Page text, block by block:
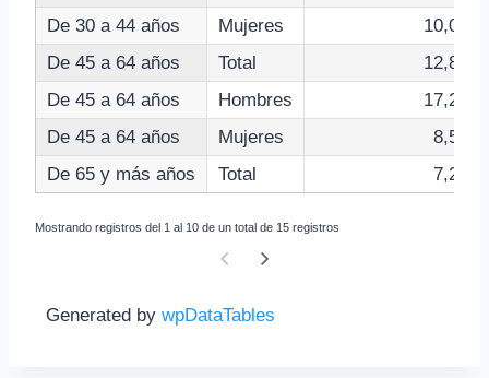
De 30 a 44 años
Mujeres
10,00
De 45 a 64 años
Total
12,80
De 45 a 64 años
Hombres
17,20
De 45 a 64 años
Mujeres
8,50
De 65 y más años
Total 7,20
Mostrando registros del 1 al 10 de un total de 15 registros
Generated by wpDataTables